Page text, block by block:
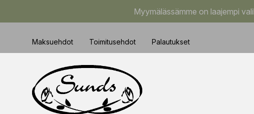
Myymälässämme on laajempi
Maksuehdot Toimitusehdot Palautukset